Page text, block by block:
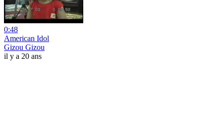
0:48
American Idol
Gizou Gizou
il y a 20 ans